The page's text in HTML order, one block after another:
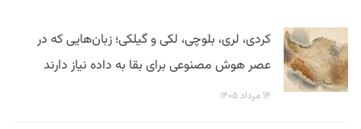
کردی، لری، بلوچی، لکی و گیلکی؛ زبان‌هایی که در
عصر هوش مصنوعی برای بقا به داده نیاز دارند
۱۴ مرداد ۱۴۰۵